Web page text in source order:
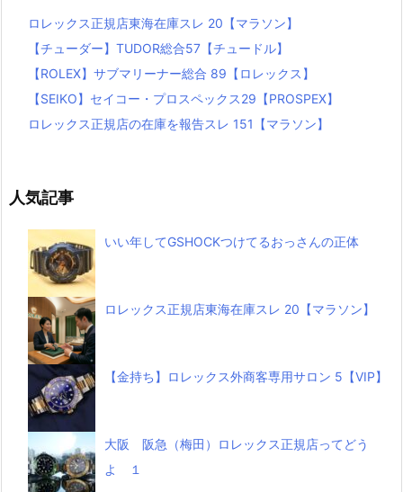
ロレックス正規店東海在庫スレ 20【マラソン】
【チューダー】TUDOR総合57【チュードル】
【ROLEX】サブマリーナー総合 89【ロレックス】
【SEIKO】セイコー・プロスペックス29【PROSPEX】
ロレックス正規店の在庫を報告スレ 151【マラソン】
人気記事
いい年してGSHOCKつけてるおっさんの正体
ロレックス正規店東海在庫スレ 20【マラソン】
【金持ち】ロレックス外商客専用サロン 5【VIP】
大阪 阪急（梅田）ロレックス正規店ってどう
よ １